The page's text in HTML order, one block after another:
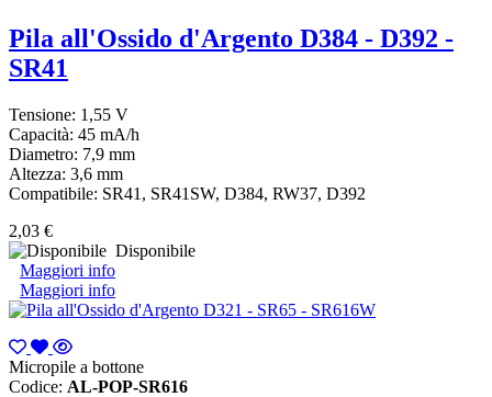
Pila all'Ossido d'Argento D384 - D392 -
SR41
Tensione: 1,55 V
Capacità: 45 mA/h
Diametro: 7,9 mm
Altezza: 3,6 mm
Compatibile: SR41, SR41SW, D384, RW37, D392
2,03 €
Disponibile
Maggiori info
Maggiori info
Micropile a bottone
Codice: AL-POP-SR616